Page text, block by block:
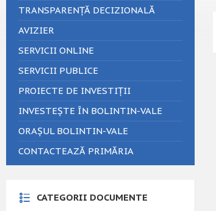
TRANSPARENȚĂ DECIZIONALĂ
AVIZIER
SERVICII ONLINE
SERVICII PUBLICE
PROIECTE DE INVESTIȚII
INVESTEȘTE ÎN BOLINTIN-VALE
ORAȘUL BOLINTIN-VALE
CONTACTEAZĂ PRIMĂRIA
CATEGORII DOCUMENTE